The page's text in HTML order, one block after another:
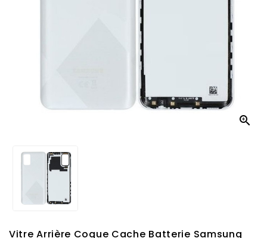

Vitre Arrière Coque Cache Batterie Samsung